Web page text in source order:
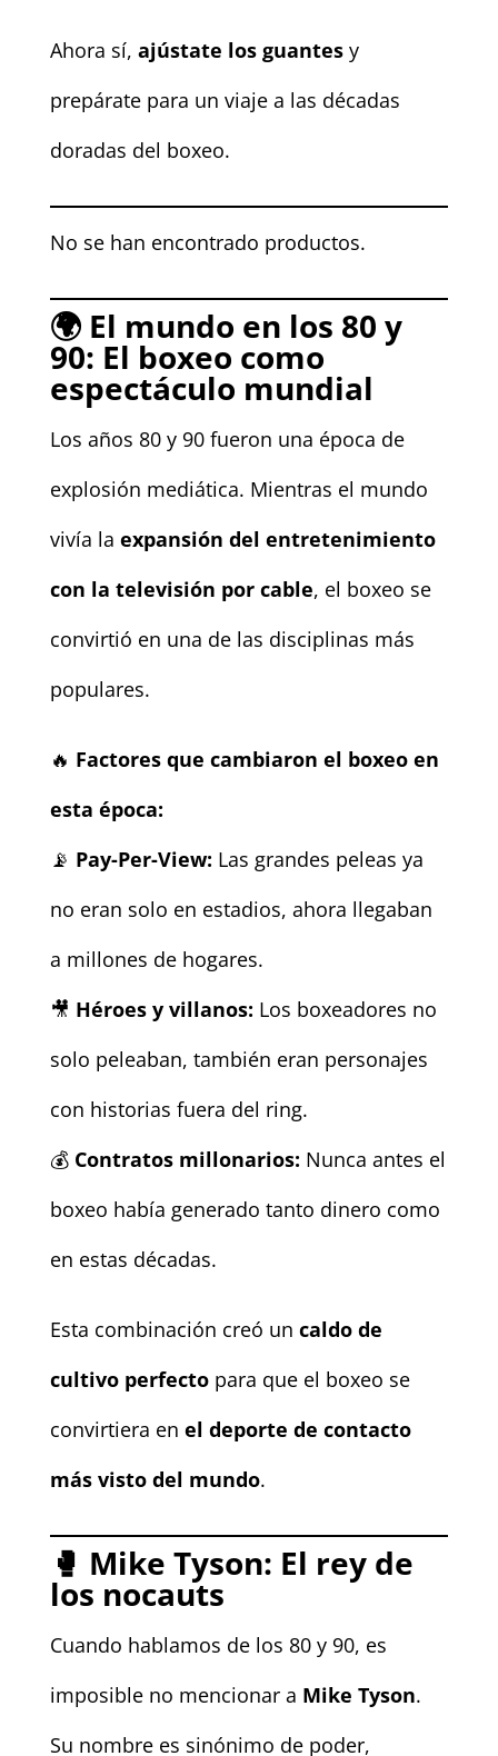
Ahora sí, ajústate los guantesy
prepárate para un viaje a las décadas
doradas del boxeo.
No se han encontrado productos.
🌍El mundo en los 80 y
90: El boxeo como
espectáculo mundial
Los años 80 y 90 fueron una época de
explosión mediática. Mientras el mundo
vivía la expansión del entretenimiento
con la televisión por cable, el boxeo se
convirtió en una de las disciplinas más
populares.
🔥 Factores que cambiaron el boxeo en
esta época:
📡 Pay-Per-View: Las grandes peleas ya
no eran solo en estadios, ahora llegaban
a millones de hogares.
🎥 Héroes y villanos: Los boxeadores no
solo peleaban, también eran personajes
con historias fuera del ring.
💰 Contratos millonarios: Nunca antes el
boxeo había generado tanto dinero como
en estas décadas.
Esta combinación creó un caldo de
cultivo perfectopara que el boxeo se
convirtiera en el deporte de contacto
más visto del mundo.
🥊 Mike Tyson: El rey de
los nocauts
Cuando hablamos de los 80 y 90, es
imposible no mencionar a Mike Tyson.
Su nombre es sinónimo de poder,